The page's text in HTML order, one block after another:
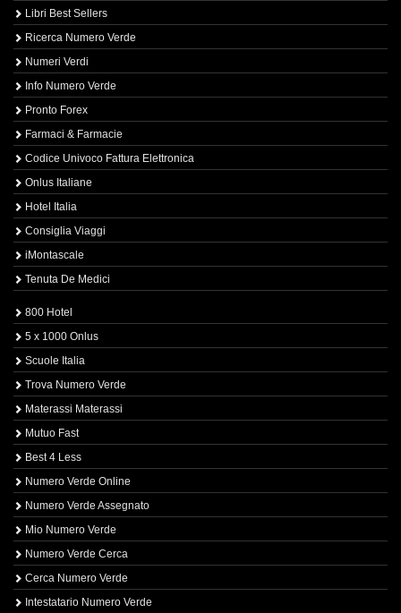
Libri Best Sellers
Ricerca Numero Verde
Numeri Verdi
Info Numero Verde
Pronto Forex
Farmaci & Farmacie
Codice Univoco Fattura Elettronica
Onlus Italiane
Hotel Italia
Consiglia Viaggi
iMontascale
Tenuta De Medici
800 Hotel
5 x 1000 Onlus
Scuole Italia
Trova Numero Verde
Materassi Materassi
Mutuo Fast
Best 4 Less
Numero Verde Online
Numero Verde Assegnato
Mio Numero Verde
Numero Verde Cerca
Cerca Numero Verde
Intestatario Numero Verde